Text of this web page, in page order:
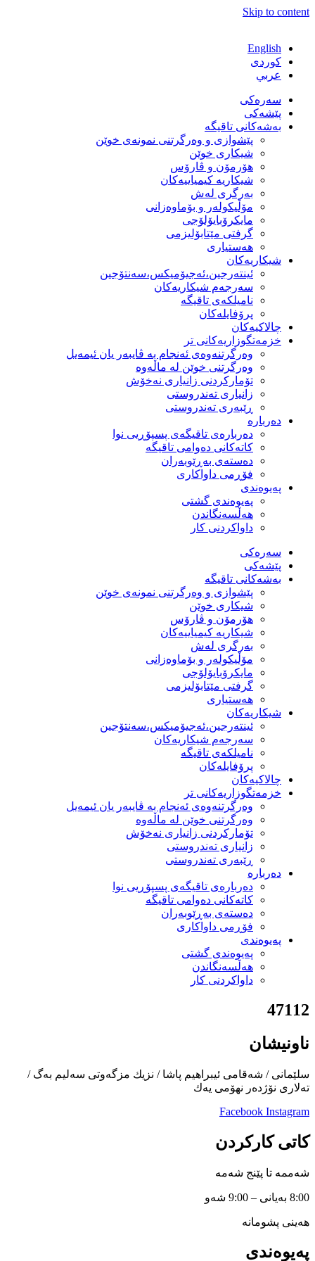
Skip to content
English
كوردی
عربي
سەرەکی
پێشەکی
بەشەكانی تاقیگە
پێشوازی و وەرگرتنی نمونەی خوێن
شیكاری خوێن
هۆرمۆن و ڤارۆس
شیكاریە كیمیاییەكان
بەرگری لەش
مۆڵیكولەر و بۆماوەزانی
مایكرۆبایۆلۆجی
گرفتی مێتابۆلیزمی
هەستیاری
شیكاریەكان
ئینتەرجین،ئەجیۆمیکس،سەنتۆجین
سەرجەم شیكاریەكان
نامیلكەی تاقیگە
پرۆفایلەكان
چالاکیەکان
خزمەتگوزاریەكانی تر
وه‌رگرتنه‌وه‌ی ئه‌نجام به‌ ڤایبه‌ر یان ئیمه‌یل
وەرگرتنی خوێن لە ماڵەوە
تۆماركردنی زانیاری نەخۆش
زانیاری تەندروستی
ڕێبەری تەندروستی
دەربارە
دەربارەی تاقیگەی پسپۆڕیی نوا
كاتەكانی دەوامی تاقیگە
دەستەی بەڕێوبەران
فۆڕمی داواكاری
پەیوەندی
پەیوەندی گشتی
هەڵسەنگاندن
داواكردنی كار
سەرەکی
پێشەکی
بەشەكانی تاقیگە
پێشوازی و وەرگرتنی نمونەی خوێن
شیكاری خوێن
هۆرمۆن و ڤارۆس
شیكاریە كیمیاییەكان
بەرگری لەش
مۆڵیكولەر و بۆماوەزانی
مایكرۆبایۆلۆجی
گرفتی مێتابۆلیزمی
هەستیاری
شیكاریەكان
ئینتەرجین،ئەجیۆمیکس،سەنتۆجین
سەرجەم شیكاریەكان
نامیلكەی تاقیگە
پرۆفایلەكان
چالاکیەکان
خزمەتگوزاریەكانی تر
وه‌رگرتنه‌وه‌ی ئه‌نجام به‌ ڤایبه‌ر یان ئیمه‌یل
وەرگرتنی خوێن لە ماڵەوە
تۆماركردنی زانیاری نەخۆش
زانیاری تەندروستی
ڕێبەری تەندروستی
دەربارە
دەربارەی تاقیگەی پسپۆڕیی نوا
كاتەكانی دەوامی تاقیگە
دەستەی بەڕێوبەران
فۆڕمی داواكاری
پەیوەندی
پەیوەندی گشتی
هەڵسەنگاندن
داواكردنی كار
47112
ناونیشان
سلێمانی / شەقامی ئیبراهیم پاشا / نزیك مزگەوتی سەلیم بەگ /
تەلاری نۆژدەر نهۆمی یەك
Facebook Instagram
کاتی کارکردن
شەممە تا پێنج شەمە
8:00 بەیانی – 9:00 شەو
هەینی پشومانە
پەیوەندی